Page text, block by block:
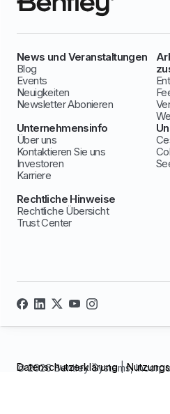
News und Veranstaltungen
Blog
Events
Neuigkeiten
Newsletter Abonieren
Unternehmensinfo
Über uns
Kontaktieren Sie uns
Investoren
Karriere
Rechtliche Hinweise
Rechtliche Übersicht
Trust Center
© 2026 Bentley Systems,
Datenschutzerklärung|